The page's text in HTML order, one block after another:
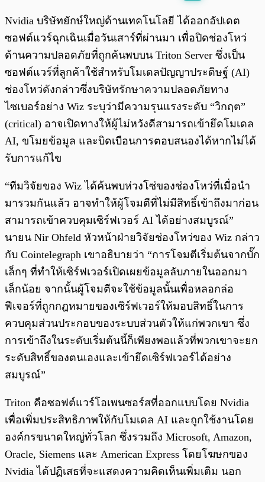
พร้อมเล่น 0:00/
Nvidia บริษัทยักษ์ใหญ่ด้านเทคโนโลยี ได้ออกอัปเดต
ซอฟต์แวร์ฉุกเฉินเมื่อวันเสาร์ที่ผ่านมา เพื่อปิดช่องโหว่
ด้านความปลอดภัยที่ถูกค้นพบบน Triton Server ซึ่งเป็น
ซอฟต์แวร์ที่ลูกค้าใช้สำหรับโมเดลปัญญาประดิษฐ์ (AI)
ช่องโหว่ดังกล่าวซึ่งบริษัทรักษาความปลอดภัยทาง
ไซเบอร์อย่าง Wiz ระบุว่ามีความรุนแรงระดับ “วิกฤต”
(critical) อาจเปิดทางให้ผู้ไม่หวังดีสามารถเข้ายึดโมเดล
AI, ขโมยข้อมูล และบิดเบือนการตอบสนองได้หากไม่ได้
รับการแก้ไข
“ทีมวิจัยของ Wiz ได้ค้นพบห่วงโซ่ของช่องโหว่ที่เมื่อนำ
มารวมกันแล้ว อาจทำให้ผู้โจมตีที่ไม่มีสิทธิ์เข้าถึงมาก่อน
สามารถเข้าควบคุมเซิร์ฟเวอร์ AI ได้อย่างสมบูรณ์”
นายน Nir Ohfeld หัวหน้าฝ่ายวิจัยช่องโหว่ของ Wiz กล่าว
กับ Cointelegraph เขาอธิบายว่า “การโจมตีเริ่มต้นจากบั๊ก
เล็กๆ ที่ทำให้เซิร์ฟเวอร์เปิดเผยข้อมูลลับภายในออกมา
เล็กน้อย จากนั้นผู้โจมตีจะใช้ข้อมูลนั้นเพื่อหลอกล่อ
ฟีเจอร์ที่ถูกกฎหมายของเซิร์ฟเวอร์ให้มอบสิทธิ์ในการ
ควบคุมส่วนประกอบของระบบส่วนตัวให้แก่พวกเขา ซึ่ง
การเข้าถึงในระดับเริ่มต้นนี้ก็เพียงพอแล้วที่พวกเขาจะยก
ระดับสิทธิ์ของตนเองและเข้ายึดเซิร์ฟเวอร์ได้อย่าง
สมบูรณ์”
Triton คือซอฟต์แวร์โอเพนซอร์สที่ออกแบบโดย Nvidia
เพื่อเพิ่มประสิทธิภาพให้กับโมเดล AI และถูกใช้งานโดย
องค์กรขนาดใหญ่ทั่วโลก ซึ่งรวมถึง Microsoft, Amazon,
Oracle, Siemens และ American Express โดยโฆษกของ
Nvidia ได้ปฏิเสธที่จะแสดงความคิดเห็นเพิ่มเติม นอก